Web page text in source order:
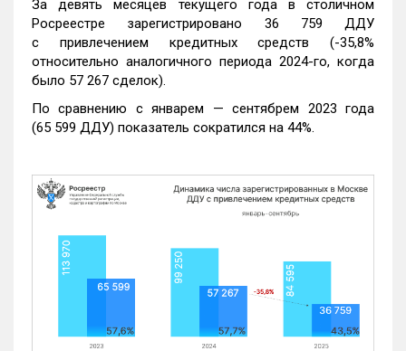
За девять месяцев текущего года в столичном
Росреестре зарегистрировано 36 759 ДДУ
с привлечением кредитных средств (-35,8%
относительно аналогичного периода 2024-го, когда
было 57 267 сделок).
По сравнению с январем — сентябрем 2023 года
(65 599 ДДУ) показатель сократился на 44%.